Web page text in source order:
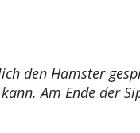
den Hamster
Am Ende der